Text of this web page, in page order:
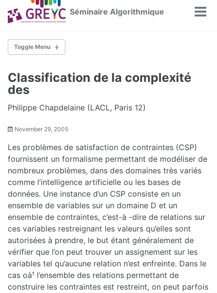
navigation
Séminaire Algorithmique
Toggle Menu
ARCHIVES PAR ANNÉE
2024-2025
2022-2023
2020-2021
2019-2020
2018-2019
2017-2018
2014-2015
2013-2014
2011-2012
2010-2011
2009-2010
2007-2008
2006-2007
2005-2006
2003-2004
Classification de la complexité
des
Philippe Chapdelaine (LACL, Paris 12)
November 29, 2005
Les problèmes de satisfaction de contraintes (CSP)
fournissent un formalisme permettant de modéliser de
nombreux problèmes, dans des domaines très variés
comme l’intelligence artificielle ou les bases de
données. Une instance d’un CSP consiste en un
ensemble de variables sur un domaine D et un
ensemble de contraintes, c’est-à -dire de relations sur
ces variables restreignant les valeurs qu’elles sont
autorisées à prendre, le but étant généralement de
vérifier que l’on peut trouver un assignement sur les
variables tel qu’aucune relation n’est enfreinte. Dans le
cas oà¹ l’ensemble des relations permettant de
construire les contraintes est restreint, on peut parfois